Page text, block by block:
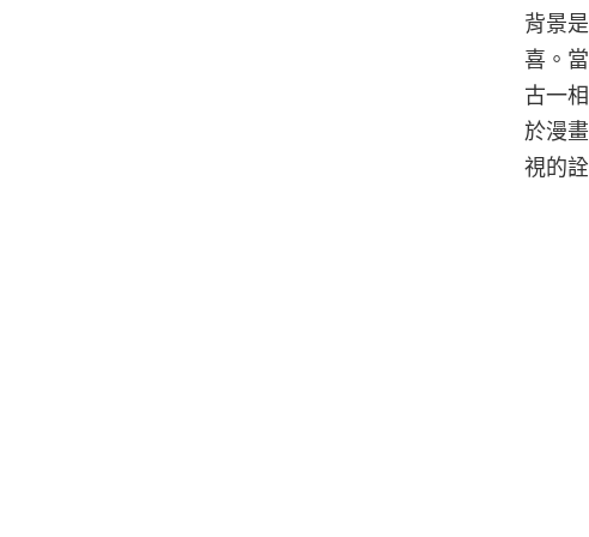
背景
喜。
古一
於漫
視的詮